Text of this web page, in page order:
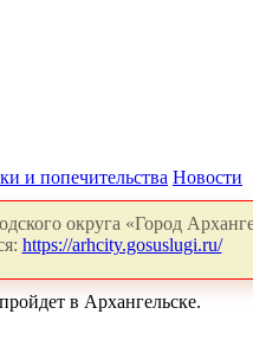
и попечительства Новости
округа «Город
https://arhcity.gosuslugi.ru/
в Архангельске.